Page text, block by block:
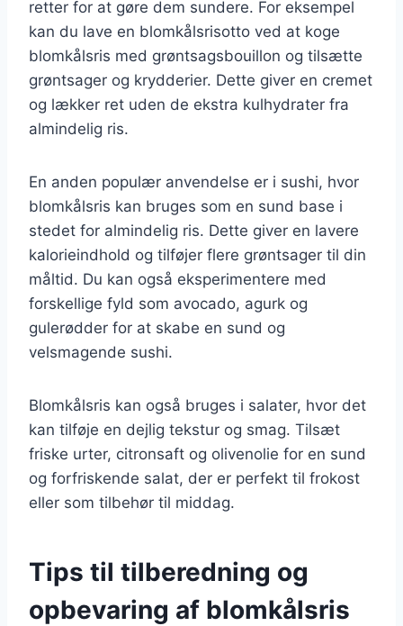
retter for at gøre dem sundere. For eksempel
kan du lave en blomkålsrisotto ved at koge
blomkålsris med grøntsagsbouillon og tilsætte
grøntsager og krydderier. Dette giver en cremet
og lækker ret uden de ekstra kulhydrater fra
almindelig ris.
En anden populær anvendelse er i sushi, hvor
blomkålsris kan bruges som en sund base i
stedet for almindelig ris. Dette giver en lavere
kalorieindhold og tilføjer flere grøntsager til din
måltid. Du kan også eksperimentere med
forskellige fyld som avocado, agurk og
gulerødder for at skabe en sund og
velsmagende sushi.
Blomkålsris kan også bruges i salater, hvor det
kan tilføje en dejlig tekstur og smag. Tilsæt
friske urter, citronsaft og olivenolie for en sund
og forfriskende salat, der er perfekt til frokost
eller som tilbehør til middag.
Tips til tilberedning og
opbevaring af blomkålsris